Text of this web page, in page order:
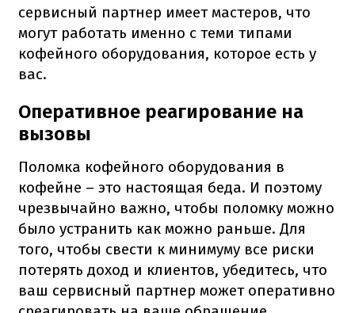
сервисный партнер имеет мастеров, что
могут работать именно с теми типами
кофейного оборудования, которое есть у
вас.
Оперативное реагирование на
вызовы
Поломка кофейного оборудования в
кофейне – это настоящая беда. И поэтому
чрезвычайно важно, чтобы поломку можно
было устранить как можно раньше. Для
того, чтобы свести к минимуму все риски
потерять доход и клиентов, убедитесь, что
ваш сервисный партнер может оперативно